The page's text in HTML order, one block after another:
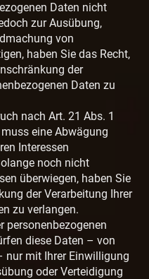
Daten nicht
zur Ausübung,
von
haben Sie das Recht,
der
Daten zu
nach Art. 21 Abs. 1
eine Abwägung
Interessen
noch nicht
überwiegen, haben Sie
der Verarbeitung Ihrer
zu verlangen.
personenbezogenen
diese Daten – von
nur mit Ihrer Einwilligung
oder Verteidigung